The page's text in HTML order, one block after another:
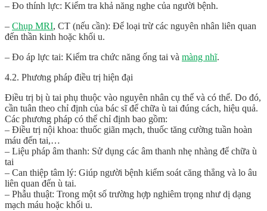
– Đo thính lực: Kiểm tra khả năng nghe của người bệnh.
– Chụp MRI, CT (nếu cần): Để loại trừ các nguyên nhân liên quan
đến thần kinh hoặc khối u.
– Đo áp lực tai: Kiểm tra chức năng ống tai và màng nhĩ.
4.2. Phương pháp điều trị hiện đại
Điều trị bị ù tai phụ thuộc vào nguyên nhân cụ thể và có thể. Do đó,
cần tuân theo chỉ định của bác sĩ để chữa ù tai đúng cách, hiệu quả.
Các phương pháp có thể chỉ định bao gồm:
– Điều trị nội khoa: thuốc giãn mạch, thuốc tăng cường tuần hoàn
máu đến tai,…
– Liệu pháp âm thanh: Sử dụng các âm thanh nhẹ nhàng để chữa ù
tai
– Can thiệp tâm lý: Giúp người bệnh kiểm soát căng thẳng và lo âu
liên quan đến ù tai.
– Phẫu thuật: Trong một số trường hợp nghiêm trọng như dị dạng
mạch máu hoặc khối u.